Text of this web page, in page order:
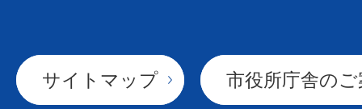
サイトマップ 市役所庁舎の